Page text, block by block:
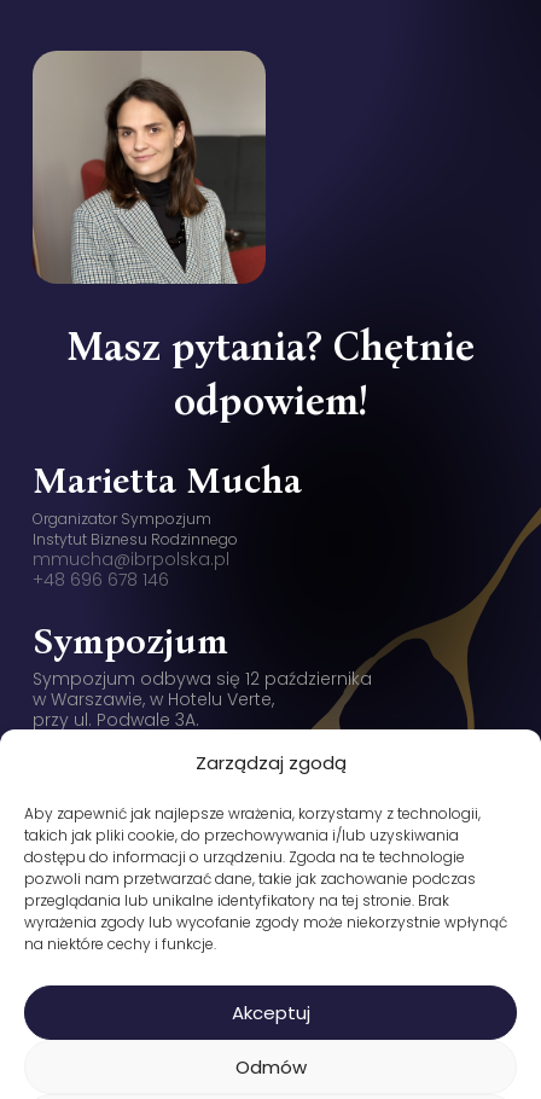
Zarządzaj zgodą
Aby zapewnić jak najlepsze wrażenia, korzystamy z technologii,
takich jak pliki cookie, do przechowywania i/lub uzyskiwania
dostępu do informacji o urządzeniu. Zgoda na te technologie
pozwoli nam przetwarzać dane, takie jak zachowanie podczas
przeglądania lub unikalne identyfikatory na tej stronie. Brak
wyrażenia zgody lub wycofanie zgody może niekorzystnie wpłynąć
na niektóre cechy i funkcje.
Akceptuj
Odmów
Masz pytania? Chętnie
odpowiem!
Marietta Mucha
Organizator Sympozjum
Instytut Biznesu Rodzinnego
mmucha@ibrpolska.pl
+48 696 678 146
Sympozjum
Sympozjum odbywa się 12 października
w Warszawie, w Hotelu Verte,
przy ul. Podwale 3A.
Instytut Biznesu
Rodzinnego
Instytut Biznesu Rodzinnego Sp. z o.o.
ul. Paderewskiego 8
61-770 Poznań
NIP: 783 181 26 61